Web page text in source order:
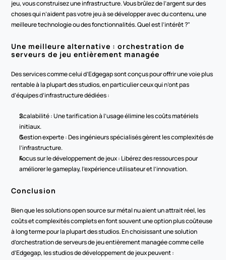
jeu, vous construisez une infrastructure. Vous brûlez de l’argent sur des
choses qui n’aident pas votre jeu à se développer avec du contenu, une
meilleure technologie ou des fonctionnalités. Quel est l’intérêt ?"
Une meilleure alternative : orchestration de
serveurs de jeu entièrement managée
Des services comme celui d’Edgegap sont conçus pour offrir une voie plus
rentable à la plupart des studios, en particulier ceux qui n’ont pas
d’équipes d’infrastructure dédiées :
Scalabilité : Une tarification à l’usage élimine les coûts matériels
initiaux.
Gestion experte : Des ingénieurs spécialisés gèrent les complexités de
l’infrastructure.
Focus sur le développement de jeux : Libérez des ressources pour
améliorer le gameplay, l’expérience utilisateur et l’innovation.
Conclusion
Bien que les solutions open source sur métal nu aient un attrait réel, les
coûts et complexités complets en font souvent une option plus coûteuse
à long terme pour la plupart des studios. En choisissant une solution
d’orchestration de serveurs de jeu entièrement managée comme celle
d’Edgegap, les studios de développement de jeux peuvent :